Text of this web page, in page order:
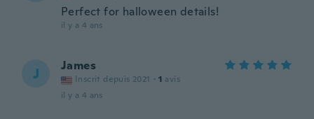
Perfect for halloween details!
il y a 4 ans
J James
Inscrit depuis 2021 · 1 avis
il y a 4 ans